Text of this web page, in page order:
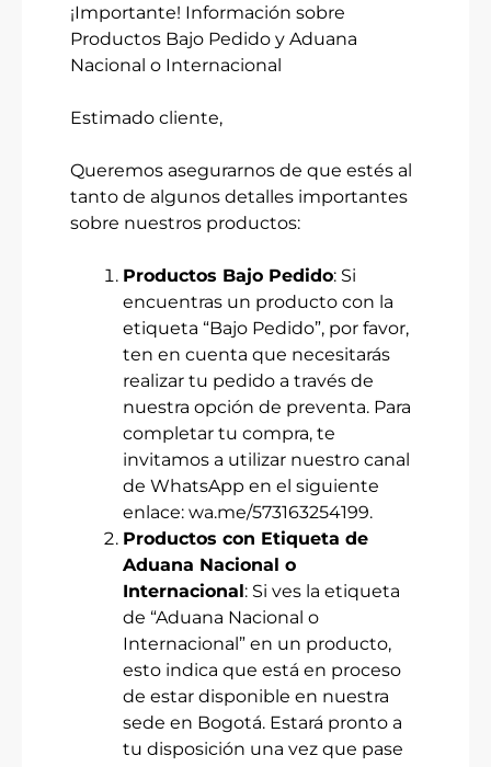
¡Importante! Información sobre
Productos Bajo Pedido y Aduana
Nacional o Internacional
Estimado cliente,
Queremos asegurarnos de que estés al
tanto de algunos detalles importantes
sobre nuestros productos:
Productos Bajo Pedido: Si
encuentras un producto con la
etiqueta “Bajo Pedido”, por favor,
ten en cuenta que necesitarás
realizar tu pedido a través de
nuestra opción de preventa. Para
completar tu compra, te
invitamos a utilizar nuestro canal
de WhatsApp en el siguiente
enlace: wa.me/573163254199.
Productos con Etiqueta de
Aduana Nacional o
Internacional: Si ves la etiqueta
de “Aduana Nacional o
Internacional” en un producto,
esto indica que está en proceso
de estar disponible en nuestra
sede en Bogotá. Estará pronto a
tu disposición una vez que pase